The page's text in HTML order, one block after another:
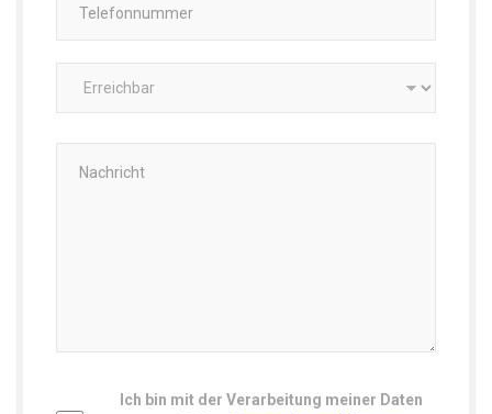
Ich bin mit der Verarbeitung meiner Daten